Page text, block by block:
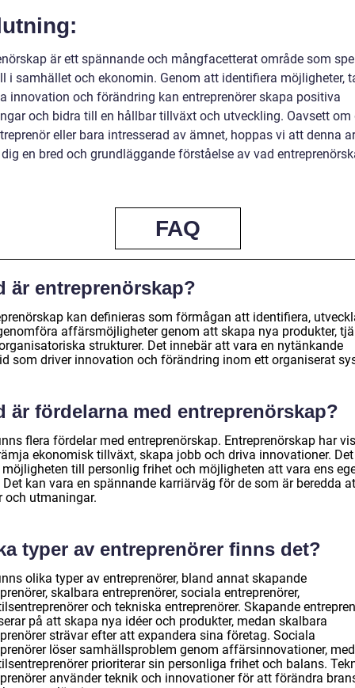
är ett spännande och mångfacetterat område som
i samhället och ekonomin. Genom att identifiera möjligheter,
innovation och förändring kan entreprenörer skapa positiva
och bidra till en hållbar tillväxt och utveckling. Oavsett om
eller bara intresserad av ämnet, hoppas vi att denna
en bred och grundläggande förståelse av vad
FAQ
är entreprenörskap?
kan definieras som förmågan att identifiera,
affärsmöjligheter genom att skapa nya produkter,
strukturer. Det innebär att vara en nytänkande
som driver innovation och förändring inom ett organiserat
är fördelarna med entreprenörskap?
flera fördelar med entreprenörskap. Entreprenörskap har
ekonomisk tillväxt, skapa jobb och driva innovationer. Det
möjligheten till personlig frihet och möjligheten att vara ens
kan vara en spännande karriärväg för de som är beredda
och utmaningar.
typer av entreprenörer finns det?
olika typer av entreprenörer, bland annat skapande
skalbara entreprenörer, sociala entreprenörer,
och tekniska entreprenörer. Skapande
på att skapa nya idéer och produkter, medan skalbara
strävar efter att expandera sina företag. Sociala
löser samhällsproblem genom affärsinnovationer,
prioriterar sin personliga frihet och balans.
använder teknik och innovationer för att förändra